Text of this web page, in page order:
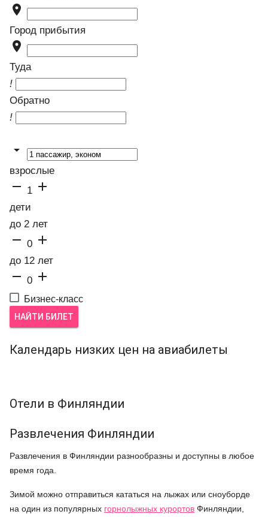

Город прибытия

Туда
!
Обратно
!

взрослые
 1 
дети
до 2 лет
 0 
до 12 лет
 0 
Бизнес-класс
НАЙТИ БИЛЕТ
Календарь низких цен на авиабилеты
Отели в Финляндии
Развлечения Финляндии
Развлечения в Финляндии разнообразны и доступны в любое
время года.
Зимой можно отправиться кататься на лыжах или сноуборде
на один из популярных горнолыжных курортов Финляндии,